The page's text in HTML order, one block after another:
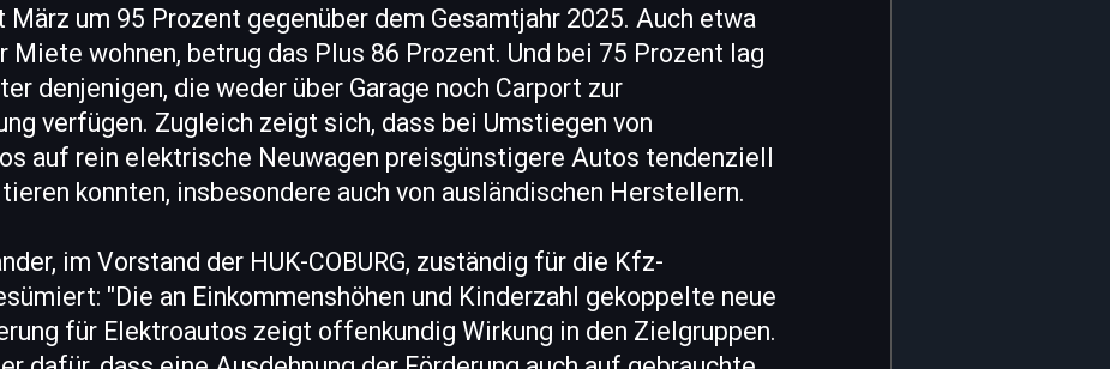
um 95 Prozent gegenüber dem Gesamtjahr 2025. Auch etwa
Miete wohnen, betrug das Plus 86 Prozent. Und bei 75 Prozent lag
denjenigen, die weder über Garage noch Carport zur
verfügen. Zugleich zeigt sich, dass bei Umstiegen von
auf rein elektrische Neuwagen preisgünstigere Autos tendenziell
konnten, insbesondere auch von ausländischen Herstellern.
im Vorstand der HUK-COBURG, zuständig für die Kfz-
"Die an Einkommenshöhen und Kinderzahl gekoppelte neue
für Elektroautos zeigt offenkundig Wirkung in den Zielgruppen.